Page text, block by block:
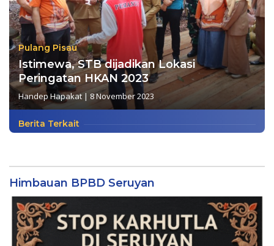
Pulang Pisau
Istimewa, STB dijadikan Lokasi
Peringatan HKAN 2023
Handep Hapakat | 8 November 2023
Berita Terkait
Himbauan BPBD Seruyan